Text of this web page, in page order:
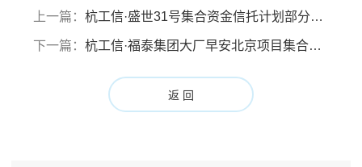
上一篇： 杭工信·盛世31号集合资金信托计划部分信托财产分配报告（分配基准日：2021年5月26日）
下一篇： 杭工信·福泰集团大厂早安北京项目集合资金信托计划E类受益人信托财产提前分配报告（分配基准日：2021年5月24日）
返 回